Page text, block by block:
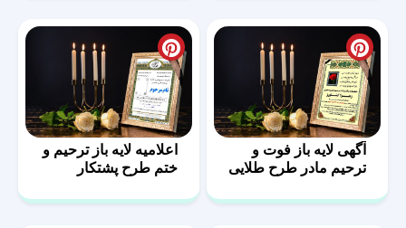
آگهی لایه باز فوت و
ترحیم مادر طرح طلایی
اعلامیه لایه باز ترحیم و
ختم طرح پشتکار